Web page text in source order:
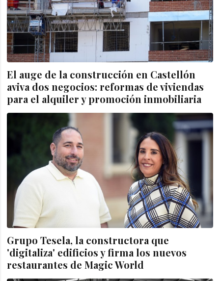
El auge de la construcción en Castellón
aviva dos negocios: reformas de viviendas
para el alquiler y promoción inmobiliaria
Grupo Tesela, la constructora que
'digitaliza' edificios y firma los nuevos
restaurantes de Magic World